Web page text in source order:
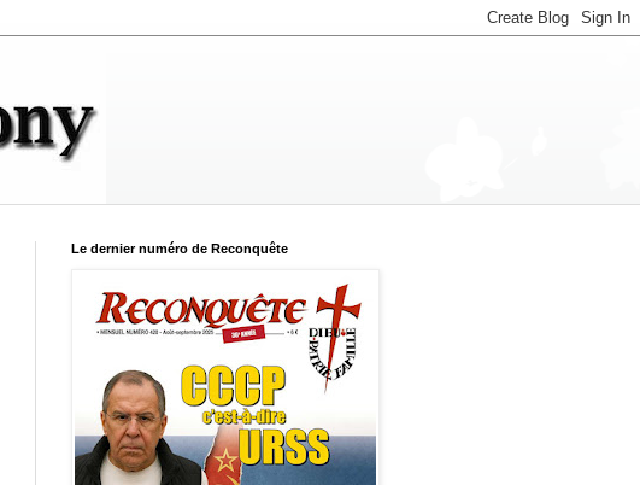
Le dernier numéro de Reconquête